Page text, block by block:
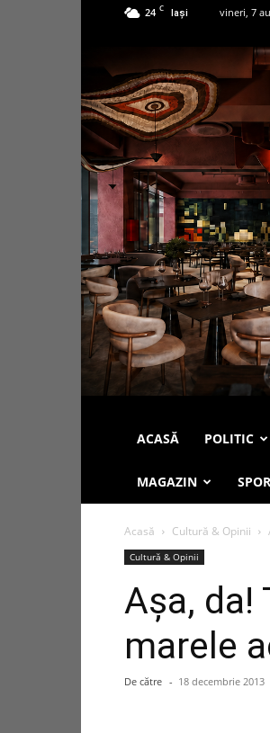
24 C Iași vineri, 7
ACASĂ POLITIC
MAGAZIN
Acasă Cultură & Opinii
Cultură & Opinii
Așa, da!
marele
De către - 18 decembrie 2013